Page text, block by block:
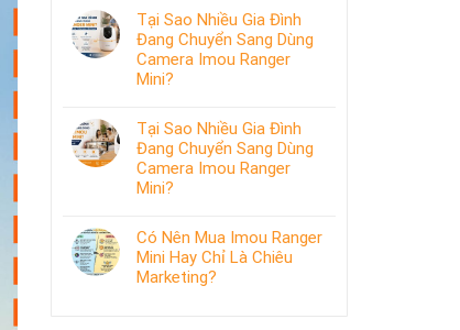
Tại Sao Nhiều Gia Đình
Đang Chuyển Sang Dùng
Camera Imou Ranger
Mini?
Tại Sao Nhiều Gia Đình
Đang Chuyển Sang Dùng
Camera Imou Ranger
Mini?
Có Nên Mua Imou Ranger
Mini Hay Chỉ Là Chiêu
Marketing?